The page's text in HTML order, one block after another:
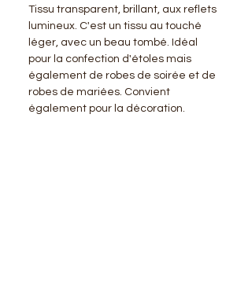
Tissu transparent, brillant, aux reflets
lumineux. C'est un tissu au touché
léger, avec un beau tombé. Idéal
pour la confection d'étoles mais
également de robes de soirée et de
robes de mariées. Convient
également pour la décoration.